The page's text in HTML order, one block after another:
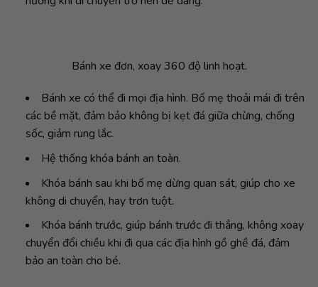
Bánh xe đơn, xoay 360 độ linh hoạt.
Bánh xe có thể đi mọi địa hình. Bố mẹ thoải mái đi trên
các bề mặt, đảm bảo không bị kẹt đá giữa chừng, chống
sốc, giảm rung lắc.
Hệ thống khóa bánh an toàn.
Khóa bánh sau khi bố mẹ dừng quan sát, giúp cho xe
không di chuyển, hay trơn tuột.
Khóa bánh trước, giúp bánh trước đi thẳng, không xoay
chuyển đổi chiều khi đi qua các địa hình gồ ghề đá, đảm
bảo an toàn cho bé.